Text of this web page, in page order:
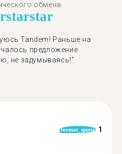
обмена.
starstar
Tandem! Раньше на
предложение
не задумываясь!"
format_quote 1